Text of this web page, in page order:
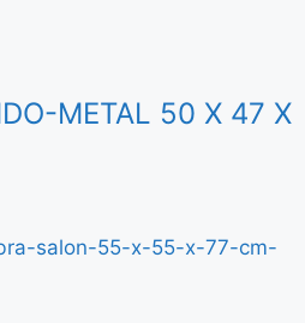
METAL 50 X 47 X